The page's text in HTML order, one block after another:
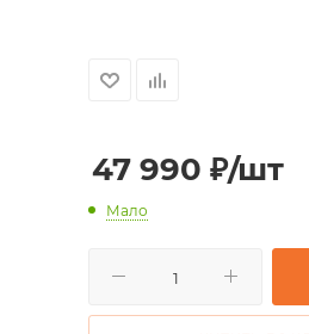
47 990 ₽/шт
Мало